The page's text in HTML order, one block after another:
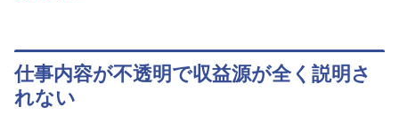
仕事内容が不透明で収益源が全く説明さ
れない